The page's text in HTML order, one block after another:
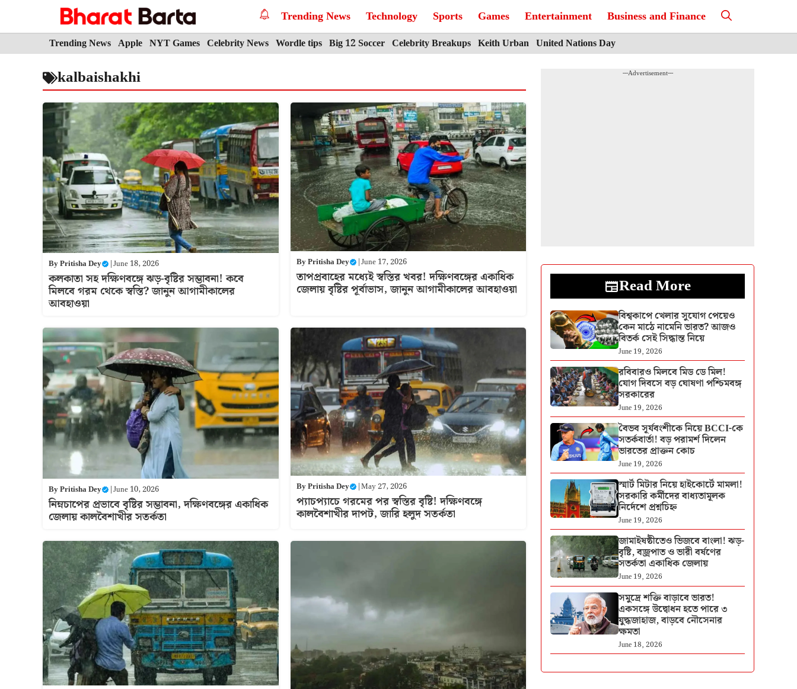
Trending News Technology Sports Games Entertainment Business and Finance
Trending News Apple NYT Games Celebrity News Wordle tips Big 12 Soccer Celebrity Breakups Keith Urban United Nations Day
kalbaishakhi
ByPritisha Dey |June 18, 2026
কলকাতা সহ দক্ষিণবঙ্গে ঝড়-বৃষ্টির সম্ভাবনা! কবে
মিলবে গরম থেকে স্বস্তি? জানুন আগামীকালের
আবহাওয়া
ByPritisha Dey |June 17, 2026
তাপপ্রবাহের মধ্যেই স্বস্তির খবর! দক্ষিণবঙ্গের একাধিক
জেলায় বৃষ্টির পূর্বাভাস, জানুন আগামীকালের আবহাওয়া
ByPritisha Dey |June 10, 2026
নিম্নচাপের প্রভাবে বৃষ্টির সম্ভাবনা, দক্ষিণবঙ্গের একাধিক
জেলায় কালবৈশাখীর সতর্কতা
ByPritisha Dey |May 27, 2026
প্যাচপ্যাচে গরমের পর স্বস্তির বৃষ্টি! দক্ষিণবঙ্গে
কালবৈশাখীর দাপট, জারি হলুদ সতর্কতা
---Advertisement---
Read More
বিশ্বকাপে খেলার সুযোগ পেয়েও
কেন মাঠে নামেনি ভারত? আজও
বিতর্ক সেই সিদ্ধান্ত নিয়ে
June 19, 2026
রবিবারও মিলবে মিড ডে মিল!
যোগ দিবসে বড় ঘোষণা পশ্চিমবঙ্গ
সরকারের
June 19, 2026
বৈভব সূর্যবংশীকে নিয়ে BCCI-কে
সতর্কবার্তা! বড় পরামর্শ দিলেন
ভারতের প্রাক্তন কোচ
June 19, 2026
স্মার্ট মিটার নিয়ে হাইকোর্টে মামলা!
সরকারি কর্মীদের বাধ্যতামূলক
নির্দেশে প্রশ্নচিহ্ন
June 19, 2026
জামাইষষ্ঠীতেও ভিজবে বাংলা! ঝড়-
বৃষ্টি, বজ্রপাত ও ভারী বর্ষণের
সতর্কতা একাধিক জেলায়
June 19, 2026
সমুদ্রে শক্তি বাড়াবে ভারত!
একসঙ্গে উদ্বোধন হতে পারে ৩
যুদ্ধজাহাজ, বাড়বে নৌসেনার
ক্ষমতা
June 18, 2026